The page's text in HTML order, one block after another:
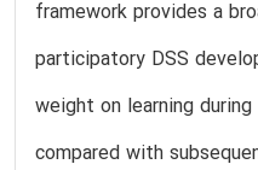
framework provides a
participatory DSS
weight on learning
compared with